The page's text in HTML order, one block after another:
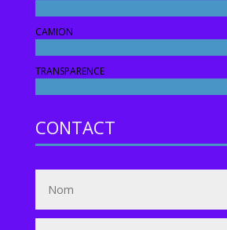
CAMION
TRANSPARENCE
CONTACT